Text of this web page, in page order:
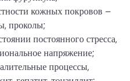
кожных покровов –
проколы;
постоянного стресса,
напряжение;
процессы,